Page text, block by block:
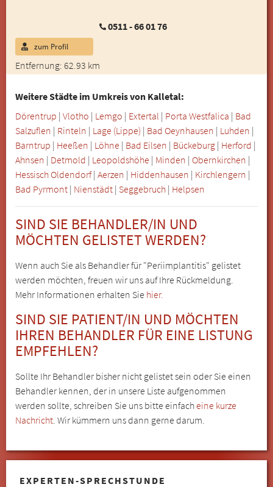
0511 - 66 01 76
Entfernung: 62.93 km
zum Profil
Weitere Städte im Umkreis von Kalletal:
Dörentrup | Vlotho | Lemgo | Extertal | Porta Westfalica | Bad
Salzuflen | Rinteln | Lage (Lippe) | Bad Oeynhausen | Luhden |
Barntrup | Heeßen | Löhne | Bad Eilsen | Bückeburg | Herford |
Ahnsen | Detmold | Leopoldshöhe | Minden | Obernkirchen |
Hessisch Oldendorf| Aerzen | Hiddenhausen | Kirchlengern |
Bad Pyrmont | Nienstädt | Seggebruch | Helpsen
SIND SIE BEHANDLER/IN UND
MÖCHTEN GELISTET WERDEN?
Wenn auch Sie als Behandler für "Periimplantitis" gelistet
werden möchten, freuen wir uns auf Ihre Rückmeldung.
Mehr Informationen erhalten Sie hier.
SIND SIE PATIENT/IN UND MÖCHTEN
IHREN BEHANDLER FÜR EINE LISTUNG
EMPFEHLEN?
Sollte Ihr Behandler bisher nicht gelistet sein oder Sie einen
Behandler kennen, der in unsere Liste aufgenommen
werden sollte, schreiben Sie uns bitte einfacheine kurze
Nachricht. Wir kümmern uns dann gerne darum.
EXPERTEN-SPRECHSTUNDE